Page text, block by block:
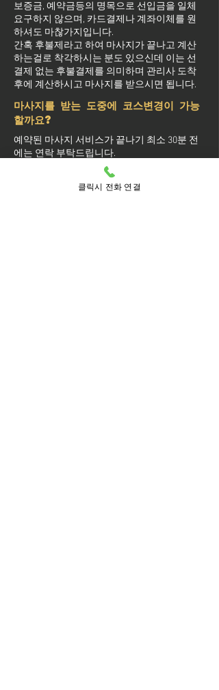
보증금, 예약금등의 명목으로 선입금을 일체
요구하지 않으며, 카드결제나 계좌이체를 원
하셔도 마찮가지입니다.
간혹 후불제라고 하여 마사지가 끝나고 계산
하는걸로 착각하시는 분도 있으신데 이는 선
결제 없는 후불결제를 의미하며 관리사 도착
후에 계산하시고 마사지를 받으시면 됩니다.
마사지를 받는 도중에 코스변경이 가능
할까요?
예약된 마사지 서비스가 끝나기 최소 30분 전
에는 연락 부탁드립니다.
실장님께 연락을 주셔야 예약 상황에 따라 시
간 추가나 코스 변경이 가능합니다.
마사지를 받는 중 이시더라도 기타 요구 사항
클릭시 전화 연결